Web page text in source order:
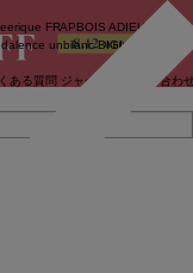
FRAPBOIS ADIEU
unbilanc BIGI online store
ある質問 ジャーナル お問い合わ